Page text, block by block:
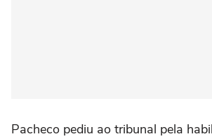
Pacheco pediu ao tribunal pela